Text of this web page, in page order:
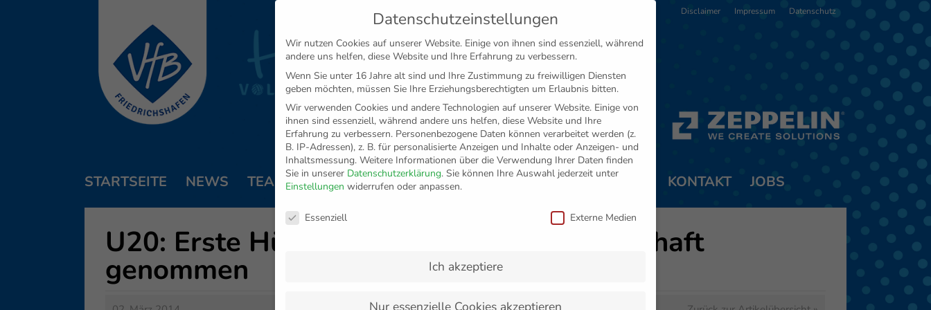
Disclaimer Impressum Datenschutz
STARTSEITE NEWS TEAM TICKETS FANSHOP VFB MEDIEN PARTNER KONTAKT JOBS
U20: Erste Hürde zur Deutschen Meisterschaft
genommen
Datenschutzeinstellungen
Wir nutzen Cookies auf unserer Website. Einige von ihnen sind essenziell, während
andere uns helfen, diese Website und Ihre Erfahrung zu verbessern.
Wenn Sie unter 16 Jahre alt sind und Ihre Zustimmung zu freiwilligen Diensten
geben möchten, müssen Sie Ihre Erziehungsberechtigten um Erlaubnis bitten.
Wir verwenden Cookies und andere Technologien auf unserer Website. Einige von
ihnen sind essenziell, während andere uns helfen, diese Website und Ihre
Erfahrung zu verbessern. Personenbezogene Daten können verarbeitet werden (z.
B. IP-Adressen), z. B. für personalisierte Anzeigen und Inhalte oder Anzeigen- und
Inhaltsmessung. Weitere Informationen über die Verwendung Ihrer Daten finden
Sie in unserer Datenschutzerklärung. Sie können Ihre Auswahl jederzeit unter
Einstellungen widerrufen oder anpassen.
Datenschutzeinstellungen
Essenziell Externe Medien
Ich akzeptiere
Nur essenzielle Cookies akzeptieren